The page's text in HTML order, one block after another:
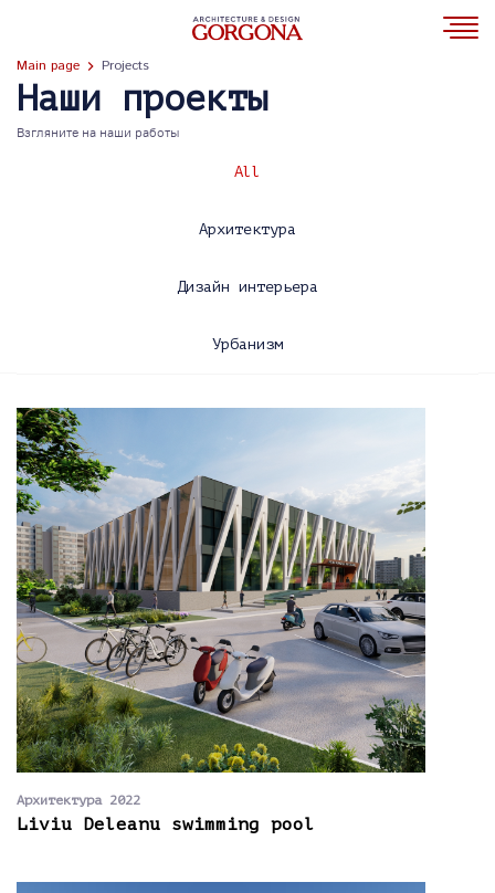
Main page Projects
Наши проекты
Взгляните на наши работы
All
Архитектура
Дизайн интерьера
Урбанизм
Архитектура 2022
Liviu Deleanu swimming pool